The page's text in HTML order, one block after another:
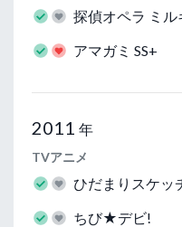
探偵オペラ ミ
アマガミ SS+
2011 年
TVアニメ
ひだまりスケッ
ちび★デビ!